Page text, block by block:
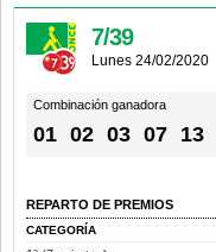
7/39
Lunes 24/02/2020
Combinación ganadora
01 02 03 07 13
REPARTO DE PREMIOS
CATEGORÍA